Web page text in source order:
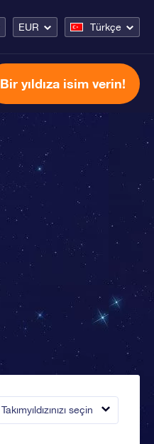
EUR Türkçe
Bir yıldıza isim verin!
Takımyıldızınızı seçin